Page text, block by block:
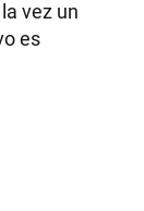
vez un
es